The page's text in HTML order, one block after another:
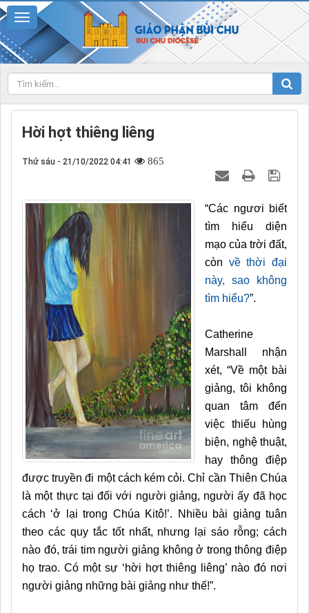
Hời hợt thiêng liêng
Thứ sáu - 21/10/2022 04:41 865
“Các ngươi biết
tìm hiểu diện
mạo của trời đất,
còn về thời đại
này, sao không
tìm hiểu?”.
Catherine
Marshall nhận
xét, “Về một bài
giảng, tôi không
quan tâm đến
việc thiếu hùng
biện, nghệ thuật,
hay thông điệp
được truyền đi một cách kém cỏi. Chỉ cần Thiên Chúa
là một thực tại đối với người giảng, người ấy đã học
cách ‘ở lại trong Chúa Kitô!’. Nhiều bài giảng tuân
theo các quy tắc tốt nhất, nhưng lại sáo rỗng; cách
nào đó, trái tim người giảng không ở trong thông điệp
họ trao. Có một sự ‘hời hợt thiêng liêng’ nào đó nơi
người giảng những bài giảng như thế!”.